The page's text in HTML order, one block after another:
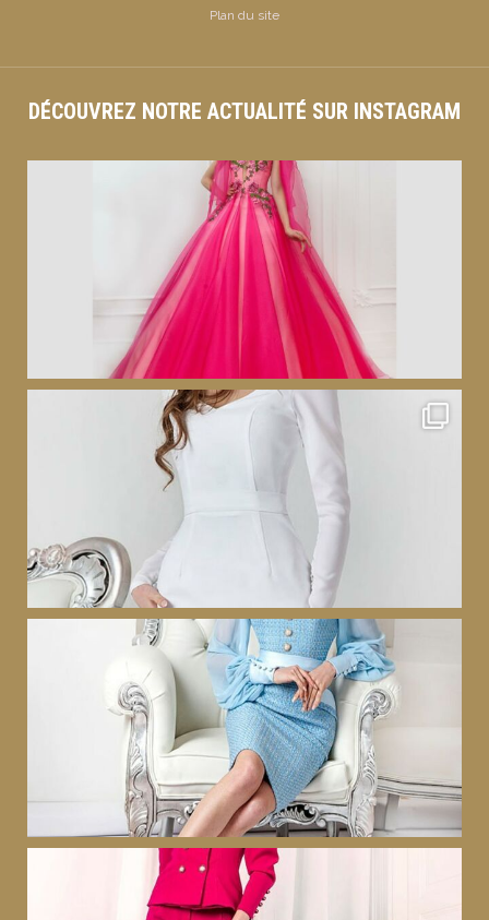
Plan du site
DÉCOUVREZ NOTRE ACTUALITÉ SUR INSTAGRAM